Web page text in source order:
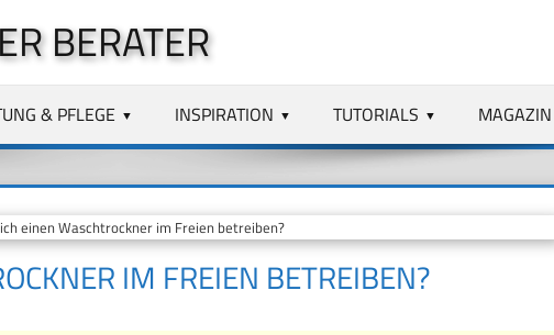
BERATER
& PFLEGE INSPIRATION TUTORIALS MAGAZIN
einen Waschtrockner im Freien betreiben?
IM FREIEN BETREIBEN?